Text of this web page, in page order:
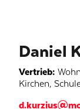
Daniel
Vertrieb:
Kirchen,